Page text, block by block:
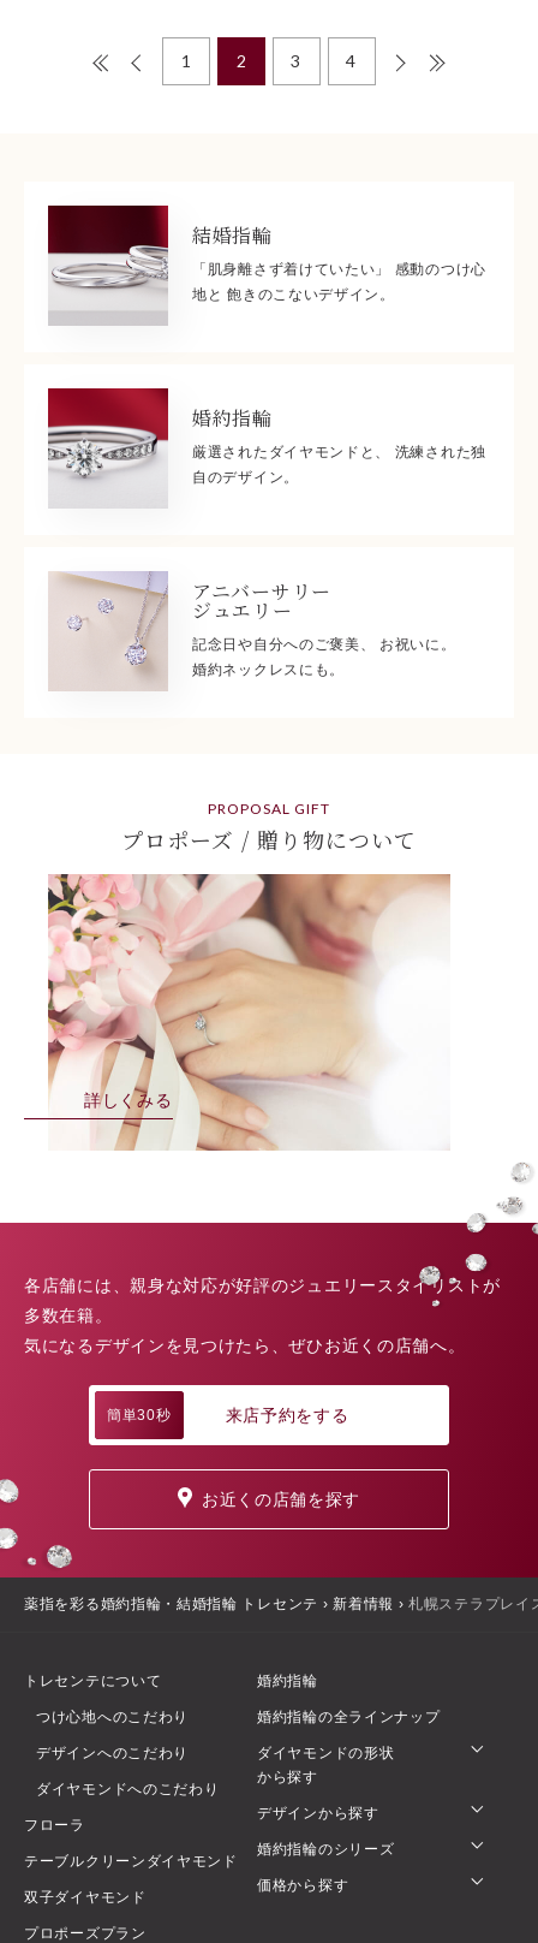
1 2 3 4
結婚指輪
「肌身離さず着けていたい」 感動のつけ心
地と 飽きのこないデザイン。
婚約指輪
厳選されたダイヤモンドと、 洗練された独
自のデザイン。
アニバーサリー
ジュエリー
記念日や自分へのご褒美、 お祝いに。
婚約ネックレスにも。
PROPOSAL GIFT
プロポーズ / 贈り物について
詳しくみる
各店舗には、親身な対応が好評のジュエリースタイリストが
多数在籍。
気になるデザインを見つけたら、ぜひお近くの店舗へ。
簡単30秒 来店予約をする
お近くの店舗を探す
薬指を彩る婚約指輪・結婚指輪 トレセンテ › 新着情報 ›札幌ステラプレイ
トレセンテについて
つけ心地へのこだわり
デザインへのこだわり
ダイヤモンドへのこだわり
フローラ
テーブルクリーンダイヤモンド
双子ダイヤモンド
プロポーズプラン
婚約指輪
婚約指輪の全ラインナップ
ダイヤモンドの形状
から探す
デザインから探す
婚約指輪のシリーズ
価格から探す